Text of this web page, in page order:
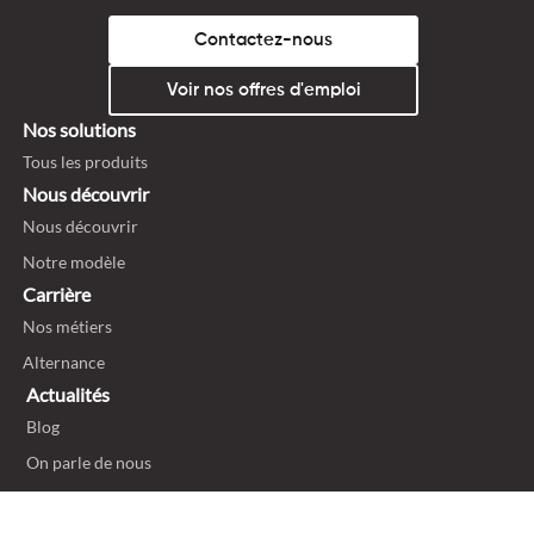
Nos solutions
Tous les produits
Nous découvrir
Nous découvrir
Notre modèle
Carrière
Nos métiers
Alternance
Actualités
Blog
On parle de nous
Contactez-nous
Voir nos offres d'emploi